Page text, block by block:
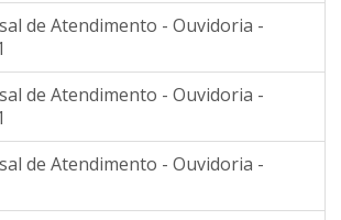
de Atendimento - Ouvidoria -
de Atendimento - Ouvidoria -
de Atendimento - Ouvidoria -